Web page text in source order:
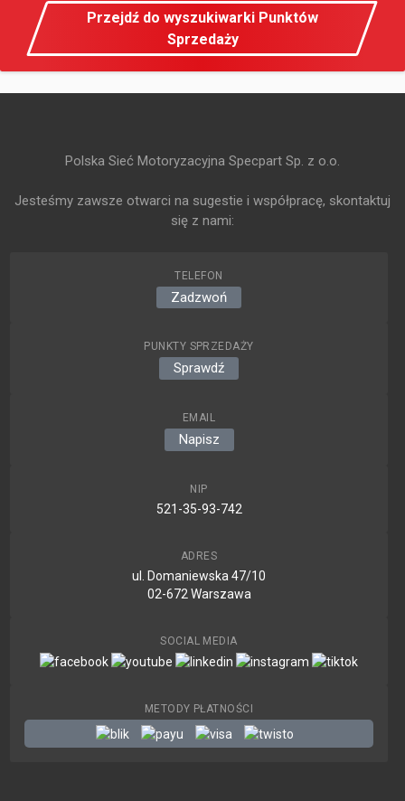
Przejdź do wyszukiwarki Punktów
Sprzedaży
Polska Sieć Motoryzacyjna Specpart Sp. z o.o.
Jesteśmy zawsze otwarci na sugestie i współpracę, skontaktuj
się z nami:
TELEFON
Zadzwoń
PUNKTY SPRZEDAŻY
Sprawdź
EMAIL
Napisz
NIP
521-35-93-742
ADRES
ul. Domaniewska 47/10
02-672 Warszawa
SOCIAL MEDIA
METODY PŁATNOŚCI